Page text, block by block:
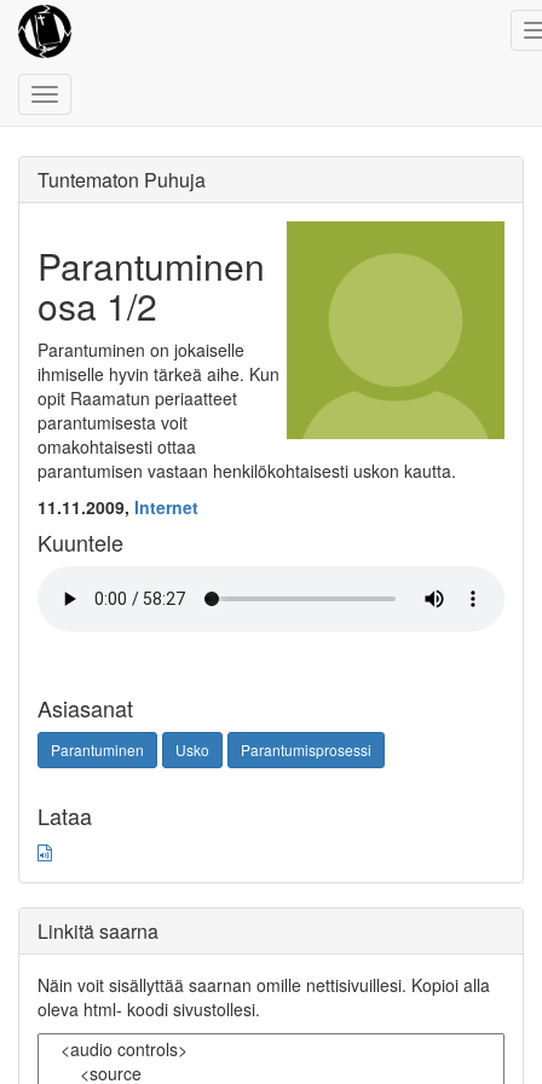
Toggle
navigation
Tuntematon Puhuja
Parantuminen
osa 1/2
Parantuminen on jokaiselle
ihmiselle hyvin tärkeä aihe. Kun
opit Raamatun periaatteet
parantumisesta voit
omakohtaisesti ottaa
parantumisen vastaan henkilökohtaisesti uskon kautta.
11.11.2009, Internet
Kuuntele
Asiasanat
Parantuminen Usko Parantumisprosessi
Lataa
Linkitä saarna
Näin voit sisällyttää saarnan omille nettisivuillesi. Kopioi alla
oleva html- koodi sivustollesi.